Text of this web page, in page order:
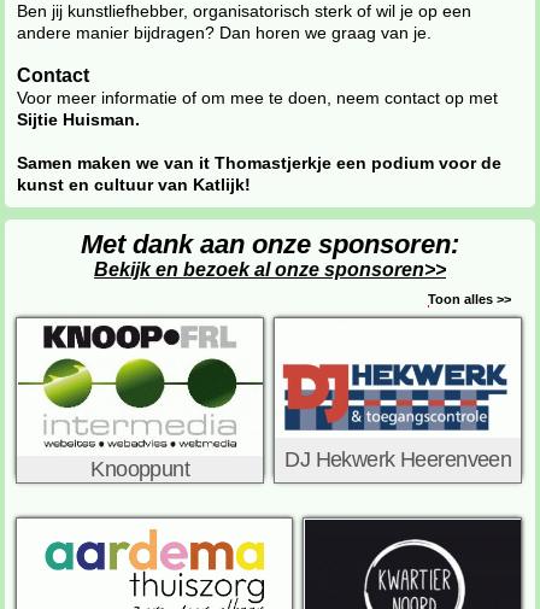
Ben jij kunstliefhebber, organisatorisch sterk of wil je op een
andere manier bijdragen? Dan horen we graag van je.
Contact
Voor meer informatie of om mee te doen, neem contact op met
Sijtie Huisman.
Samen maken we van it Thomastjerkje een podium voor de
kunst en cultuur van Katlijk!
Met dank aan onze sponsoren:
Bekijk en bezoek al onze sponsoren>>
Knooppunt DJ Hekwerk Heerenveen
Toon alles >>